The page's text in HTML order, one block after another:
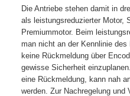
Die Antriebe stehen damit in
als leistungsreduzierter Motor,
Premiummotor. Beim
man nicht an der Kennlinie
keine Rückmeldung über
gewisse Sicherheit
eine Rückmeldung, kann nah
werden. Zur Nachregelung